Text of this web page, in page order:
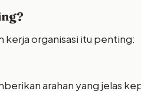
organisasi itu penting:
arahan yang jelas